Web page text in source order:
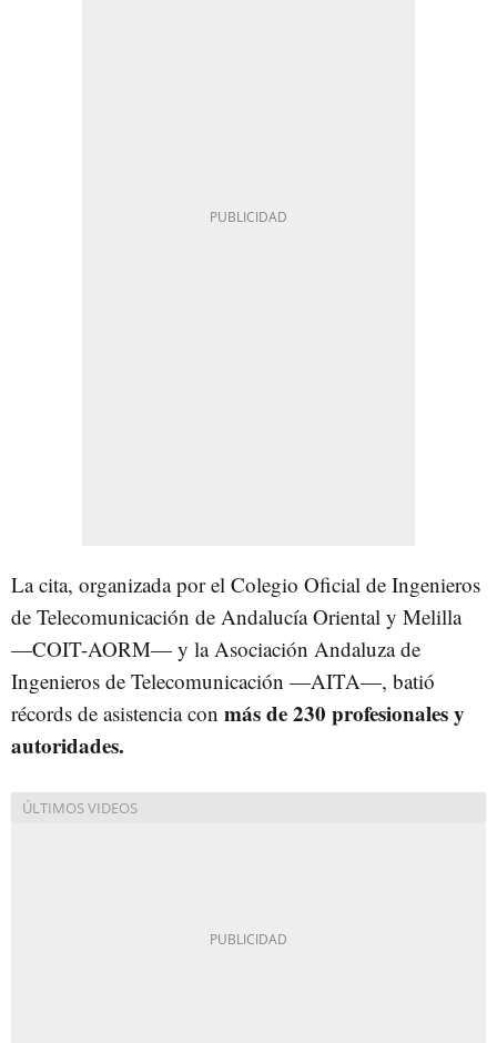
La cita, organizada por el Colegio Oficial de Ingenieros
de Telecomunicación de Andalucía Oriental y Melilla
—COIT-AORM— y la Asociación Andaluza de
Ingenieros de Telecomunicación —AITA—, batió
récords de asistencia con más de 230 profesionales y
autoridades.